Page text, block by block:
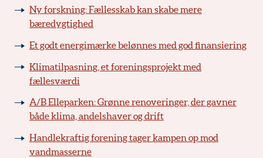
Ny forskning: Fællesskab kan skabe mere
bæredygtighed
Et godt energimærke belønnes med god finansiering
Klimatilpasning, et foreningsprojekt med
fællesværdi
A/B Elleparken: Grønne renoveringer, der gavner
både klima, andelshaver og drift
Handlekraftig forening tager kampen op mod
vandmasserne